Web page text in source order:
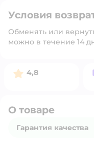
Условия
Обменять или
можно в течение 14
Рейтинг:
4,8
О товаре
Гарантия качества